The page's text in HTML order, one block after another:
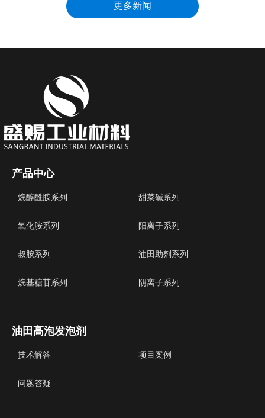
更多新闻
产品中心
烷醇酰胺系列 甜菜碱系列
氧化胺系列 阳离子系列
叔胺系列 油田助剂系列
烷基糖苷系列 阴离子系列
油田高泡发泡剂
技术解答 项目案例
问题答疑